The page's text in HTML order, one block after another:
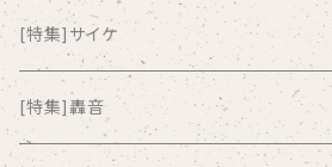
And Summer Club
anticlockwise
[特集]サイケ
[特集]轟音